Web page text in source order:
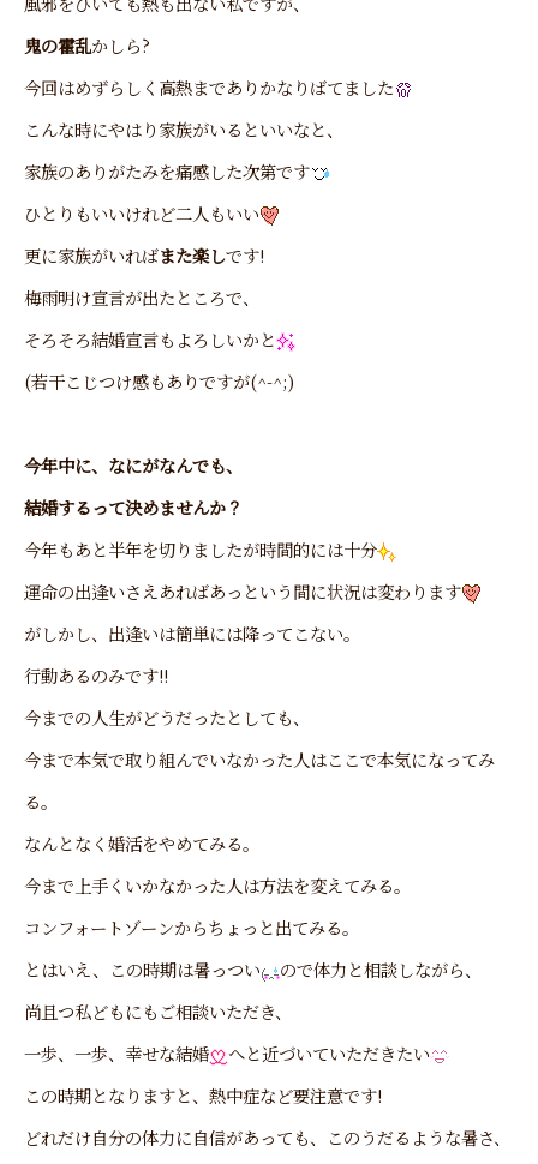
鬼の霍乱かしら?
今回はめずらしく高熱までありかなりばてました
こんな時にやはり家族がいるといいなと、
家族のありがたみを痛感した次第です
ひとりもいいけれど二人もいい
更に家族がいればまた楽しです!
梅雨明け宣言が出たところで、
そろそろ結婚宣言もよろしいかと
(若干こじつけ感もありですが(^-^;)
今年中に、なにがなんでも、
結婚するって決めませんか？
今年もあと半年を切りましたが時間的には十分
運命の出逢いさえあればあっという間に状況は変わります
がしかし、出逢いは簡単には降ってこない。
行動あるのみです!!
今までの人生がどうだったとしても、
今まで本気で取り組んでいなかった人はここで本気になってみ
る。
なんとなく婚活をやめてみる。
今まで上手くいかなかった人は方法を変えてみる。
コンフォートゾーンからちょっと出てみる。
とはいえ、この時期は暑っつい
ので体力と相談しながら、
尚且つ私どもにもご相談いただき、
一歩、一歩、幸せな結婚
へと近づいていただきたい
この時期となりますと、熱中症など要注意です!
どれだけ自分の体力に自信があっても、このうだるような暑さ、